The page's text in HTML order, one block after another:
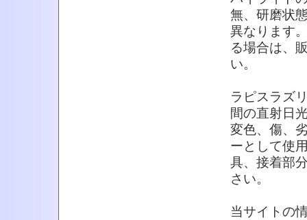
無、研磨状
異なります
る場合は、
い。
ラピスラズ
間の直射日
変色、傷、
ーとして使
具、接着部
さい。
当サイトの